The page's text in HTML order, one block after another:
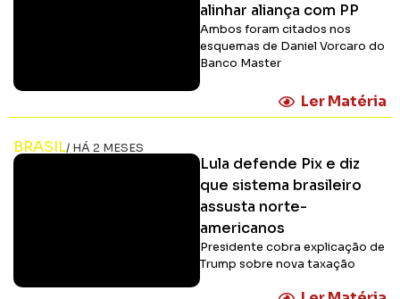
alinhar aliança com PP
Ambos foram citados nos
esquemas de Daniel Vorcaro do
Banco Master
Ler Matéria
BRASIL/ HÁ 2 MESES
Lula defende Pix e diz
que sistema brasileiro
assusta norte-
americanos
Presidente cobra explicação de
Trump sobre nova taxação